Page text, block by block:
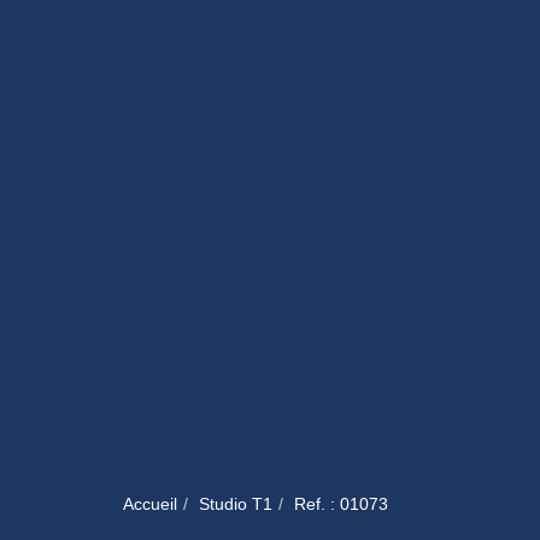
Accueil Studio T1 Ref. : 01073